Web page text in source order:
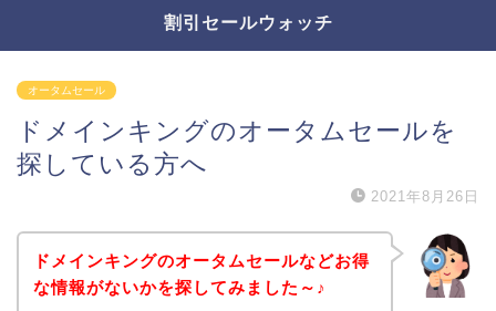
割引セールウォッチ
オータムセール
ドメインキングのオータムセールを
探している方へ
2021年8月26日
ドメインキングのオータムセールなどお得
な情報がないかを探してみました～♪